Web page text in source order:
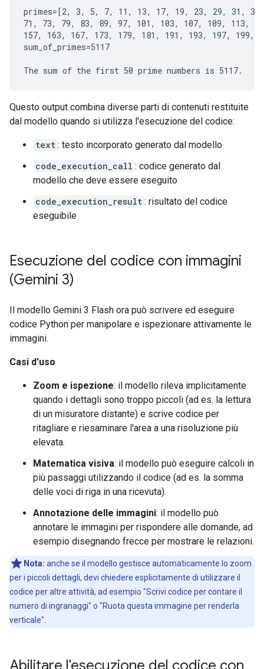
primes=[2, 3, 5, 7, 11, 13, 17, 19, 23, 29, 31,
71, 73, 79, 83, 89, 97, 101, 103, 107, 109, 113,
157, 163, 167, 173, 179, 181, 191, 193, 197, 199,
sum_of_primes=5117
Questo output combina diverse parti di contenuti restituite
dal modello quando si utilizza l'esecuzione del codice:
text : testo incorporato generato dal modello
code_execution_call : codice generato dal
modello che deve essere eseguito
code_execution_result : risultato del codice
eseguibile
Esecuzione del codice con immagini
(Gemini 3)
Il modello Gemini 3 Flash ora può scrivere ed eseguire
codice Python per manipolare e ispezionare attivamente le
immagini.
Casi d'uso
Zoom e ispezione: il modello rileva implicitamente
quando i dettagli sono troppo piccoli (ad es. la lettura
di un misuratore distante) e scrive codice per
ritagliare e riesaminare l'area a una risoluzione più
elevata.
Matematica visiva: il modello può eseguire calcoli in
più passaggi utilizzando il codice (ad es. la somma
delle voci di riga in una ricevuta).
Annotazione delle immagini: il modello può
annotare le immagini per rispondere alle domande, ad
esempio disegnando frecce per mostrare le relazioni.
Nota: anche se il modello gestisce automaticamente lo zoom
per i piccoli dettagli, devi chiedere esplicitamente di utilizzare il
codice per altre attività, ad esempio "Scrivi codice per contare il
numero di ingranaggi" o "Ruota questa immagine per renderla
verticale".
Abilitare l'esecuzione del codice con